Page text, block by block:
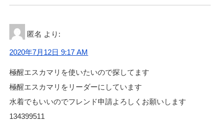
匿名 より:
2020年7月12日 9:17 AM
極醒エスカマリを使いたいので探してます
極醒エスカマリをリーダーにしています
水着でもいいのでフレンド申請よろしくお願いします
134399511